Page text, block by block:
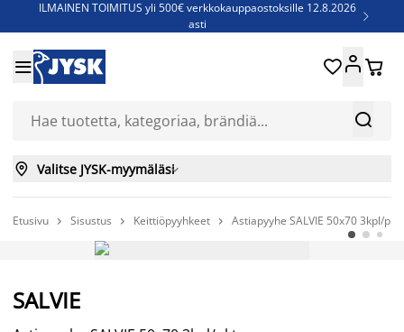
ILMAINEN TOIMITUS yli 500€ verkkokauppaostoksille 12.8.2026
asti

Jenkkisänkyjä - Säästä jopa 60%


 
 Valitse JYSK-myymäläsi
Etusivu  Sisustus  Keittiöpyyhkeet  Astiapyyhe SALVIE 50x70 3kpl/pkt
SALVIE